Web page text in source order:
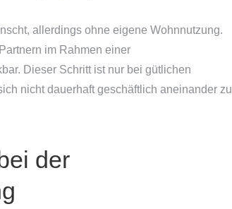
allerdings ohne eigene Wohnnutzung.
im Rahmen einer
Dieser Schritt ist nur bei gütlichen
nicht dauerhaft geschäftlich aneinander zu
der